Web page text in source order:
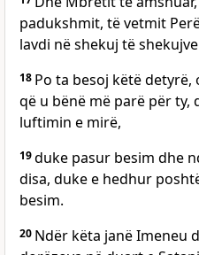
padukshmit, të vetmit
lavdi në shekuj të
18 Po ta besoj këtë detyrë,
që u bënë më parë për ty,
luftimin e mirë,
19duke pasur besim dhe
disa, duke e hedhur
besim.
20 Ndër këta janë Imeneu